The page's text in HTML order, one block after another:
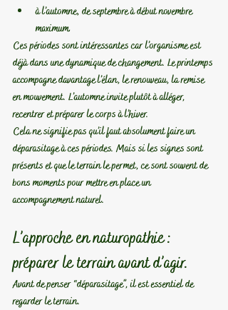
à l’automne, de septembre à début novembre
maximum.
Ces périodes sont intéressantes car l’organisme est
déjà dans une dynamique de changement. Le printemps
accompagne davantage l’élan, le renouveau, la remise
en mouvement. L’automne invite plutôt à alléger,
recentrer et préparer le corps à l’hiver.
Cela ne signifie pas qu’il faut absolument faire un
déparasitage à ces périodes. Mais si les signes sont
présents et que le terrain le permet, ce sont souvent de
bons moments pour mettre en place un
accompagnement naturel.
L’approche en naturopathie :
préparer le terrain avant d’agir.
Avant de penser “déparasitage”, il est essentiel de
regarder le terrain.